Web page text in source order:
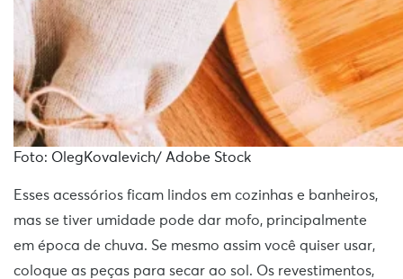
Foto: OlegKovalevich/ Adobe Stock
Esses acessórios ficam lindos em cozinhas e banheiros,
mas se tiver umidade pode dar mofo, principalmente
em época de chuva. Se mesmo assim você quiser usar,
coloque as peças para secar ao sol. Os revestimentos,